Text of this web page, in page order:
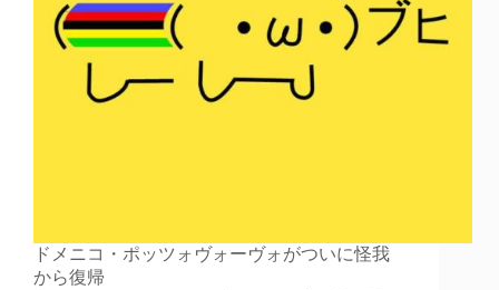
ドメニコ・ポッツォヴォーヴォがついに怪我
から復帰